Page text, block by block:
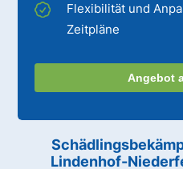
Flexibilität und
Zeitpläne
Angebot
Lindenhof-